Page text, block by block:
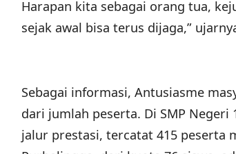
Harapan kita sebagai orang tua,
sejak awal bisa terus dijaga,”
Sebagai informasi, Antusiasme
dari jumlah peserta. Di SMP
jalur prestasi, tercatat 415 peserta